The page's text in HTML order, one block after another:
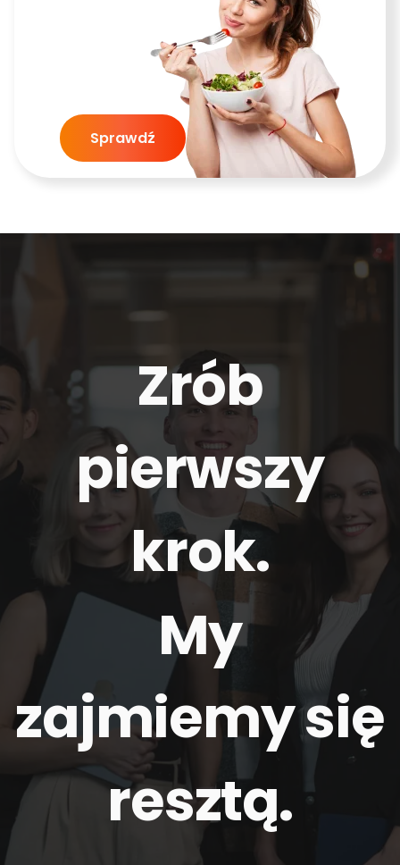
Sprawdź
Zrób
pierwszy
krok.
My
zajmiemy się
resztą.